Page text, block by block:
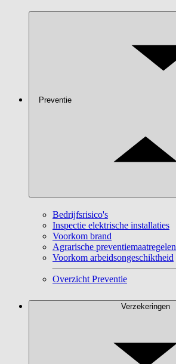
Preventie
Bedrijfsrisico's
Inspectie elektrische installaties
Voorkom brand
Agrarische preventiemaatregelen
Voorkom arbeidsongeschiktheid
Overzicht Preventie
Verzekeringen